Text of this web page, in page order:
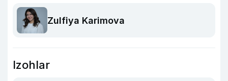
Zulfiya Karimova
Izohlar